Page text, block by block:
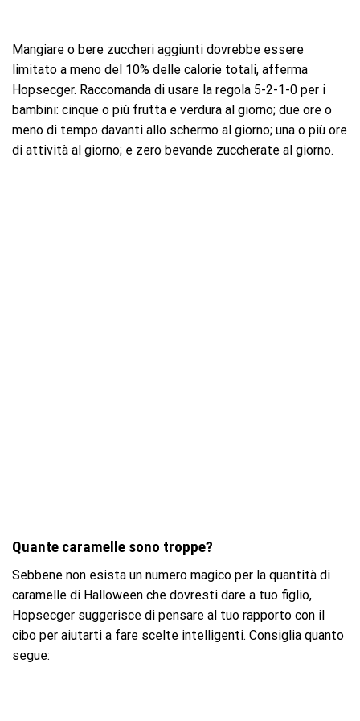
Mangiare o bere zuccheri aggiunti dovrebbe essere
limitato a meno del 10% delle calorie totali, afferma
Hopsecger. Raccomanda di usare la regola 5-2-1-0 per i
bambini: cinque o più frutta e verdura al giorno; due ore o
meno di tempo davanti allo schermo al giorno; una o più ore
di attività al giorno; e zero bevande zuccherate al giorno.
Quante caramelle sono troppe?
Sebbene non esista un numero magico per la quantità di
caramelle di Halloween che dovresti dare a tuo figlio,
Hopsecger suggerisce di pensare al tuo rapporto con il
cibo per aiutarti a fare scelte intelligenti. Consiglia quanto
segue: